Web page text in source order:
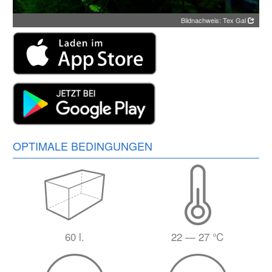
Bildnachweis: Tex Gal
OPTIMALE BEDINGUNGEN
60 l. 22 — 27 ℃